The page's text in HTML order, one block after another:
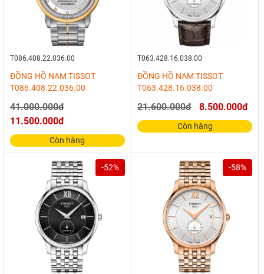
T086.408.22.036.00
ĐỒNG HỒ NAM TISSOT
T086.408.22.036.00
41.000.000đ
11.500.000đ
Còn hàng
T063.428.16.038.00
ĐỒNG HỒ NAM TISSOT
T063.428.16.038.00
21.600.000đ 8.500.000đ
Còn hàng
-52% -58%